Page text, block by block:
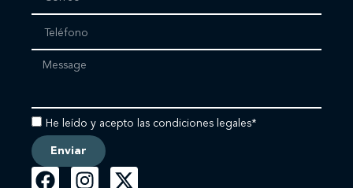
He leído y acepto las condiciones legales*
Enviar